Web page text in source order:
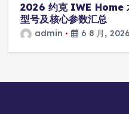
2026 约克 IWE Home
型号及核心参数汇总
admin 6 8 月, 2026